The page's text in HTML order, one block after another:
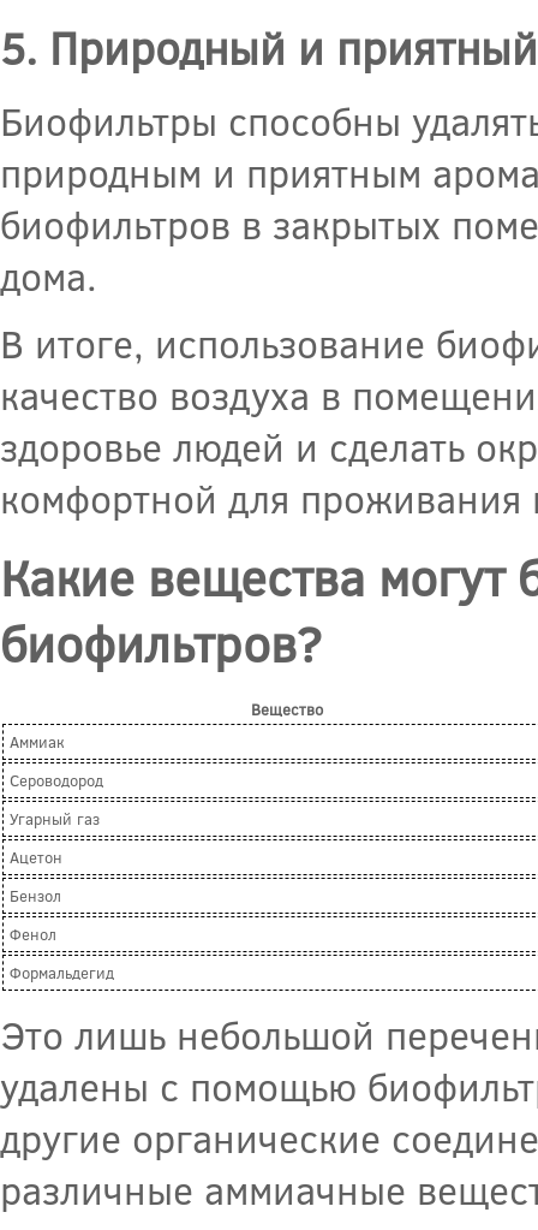
5. Природный и
Биофильтры способны
природным и приятным
биофильтров в закрытых
дома.
В итоге, использование
качество воздуха в
здоровье людей и сделать
комфортной для проживания
Какие вещества
биофильтров?
Вещество
Аммиак
Сероводород
Угарный газ
Ацетон
Бензол
Фенол
Формальдегид
Это лишь небольшой
удалены с помощью
другие органические
различные аммиачные